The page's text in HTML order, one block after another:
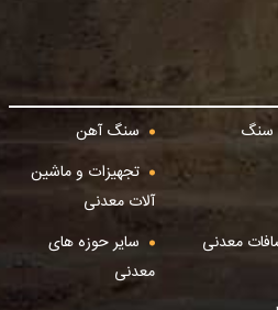
سنگ
سنگ آهن
تجهیزات و ماشین
آلات معدنی
معدنی
سایر حوزه های
معدنی